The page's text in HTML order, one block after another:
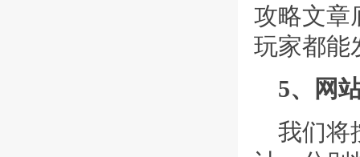
攻略文章
玩家都能
5、网
我们将